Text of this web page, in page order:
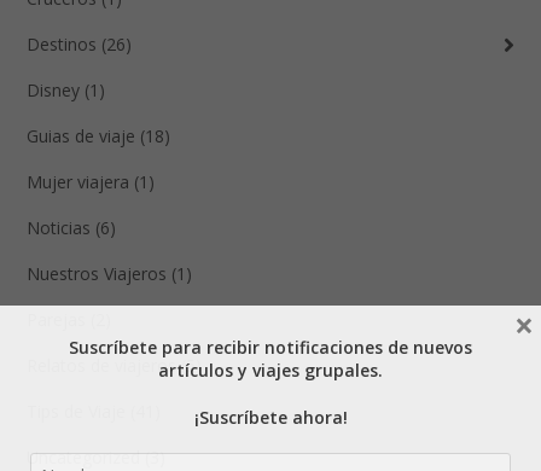
Destinos (26)
Disney (1)
Guias de viaje (18)
Mujer viajera (1)
Noticias (6)
Nuestros Viajeros (1)
Relatos de viajeros (5)
Uncategorized (3)
Suscríbete para recibir notificaciones de nuevos
artículos y viajes grupales.
¡Suscríbete ahora!
×